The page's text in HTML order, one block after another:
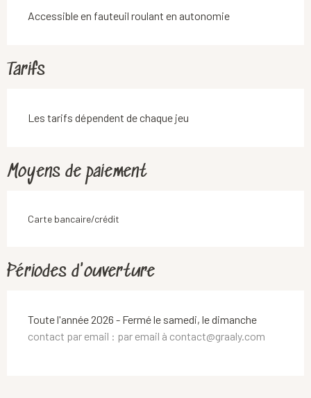
Accessible en fauteuil roulant en autonomie
Tarifs
Les tarifs dépendent de chaque jeu
Moyens de paiement
Carte bancaire/crédit
Périodes d'ouverture
Toute l'année 2026 - Fermé le samedi, le dimanche
contact par email : par email à contact@graaly.com